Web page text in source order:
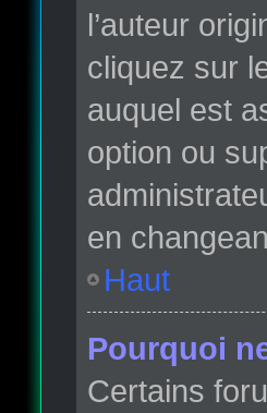
l’auteur
cliquez sur
auquel est
option ou
en
Haut
Pourquoi
Certains